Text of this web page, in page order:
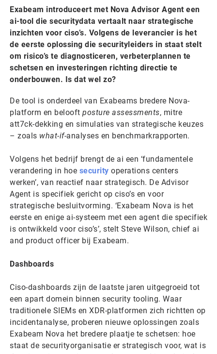
Exabeam introduceert met Nova Advisor Agent een
ai-tool die securitydata vertaalt naar strategische
inzichten voor ciso’s. Volgens de leverancier is het
de eerste oplossing die securityleiders in staat stelt
om risico’s te diagnosticeren, verbeterplannen te
schetsen en investeringen richting directie te
onderbouwen. Is dat wel zo?
De tool is onderdeel van Exabeams bredere Nova-
platform en belooft posture assessments, mitre
att7ck-dekking en simulaties van strategische keuzes
– zoals what-if-analyses en benchmarkrapporten.
Volgens het bedrijf brengt de ai een ‘fundamentele
verandering in hoe security operations centers
werken’, van reactief naar strategisch. De Advisor
Agent is specifiek gericht op ciso’s en voor
strategische besluitvorming. ‘Exabeam Nova is het
eerste en enige ai-systeem met een agent die specifiek
is ontwikkeld voor ciso’s’, stelt Steve Wilson, chief ai
and product officer bij Exabeam.
Dashboards
Ciso-dashboards zijn de laatste jaren uitgegroeid tot
een apart domein binnen security tooling. Waar
traditionele SIEMs en XDR-platformen zich richtten op
incidentanalyse, proberen nieuwe oplossingen zoals
Exabeam Nova het bredere plaatje te schetsen: hoe
staat de securityorganisatie er strategisch voor, wat is